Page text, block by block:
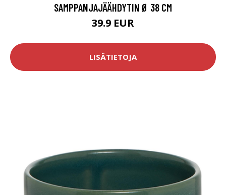
SAMPPANJAJÄÄHDYTIN Ø 38 CM
39.9 EUR
LISÄTIETOJA